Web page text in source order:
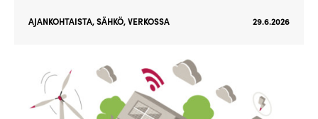
AJANKOHTAISTA,SÄHKÖ,VERKOSSA 29.6.2026